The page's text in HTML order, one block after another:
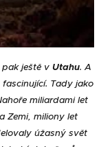
ještě v Utahu. A
Tady jako
miliardami let
Zemi, miliony let
úžasný svět